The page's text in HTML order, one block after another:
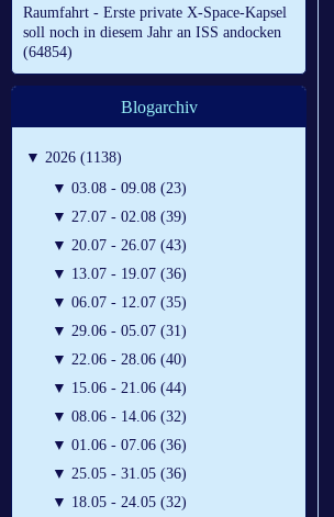
Raumfahrt - Erste private X-Space-Kapsel
soll noch in diesem Jahr an ISS andocken
(64854)
Blogarchiv
▼ 2026 (1138)
▼ 03.08 - 09.08 (23)
▼ 27.07 - 02.08 (39)
▼ 20.07 - 26.07 (43)
▼ 13.07 - 19.07 (36)
▼ 06.07 - 12.07 (35)
▼ 29.06 - 05.07 (31)
▼ 22.06 - 28.06 (40)
▼ 15.06 - 21.06 (44)
▼ 08.06 - 14.06 (32)
▼ 01.06 - 07.06 (36)
▼ 25.05 - 31.05 (36)
▼ 18.05 - 24.05 (32)